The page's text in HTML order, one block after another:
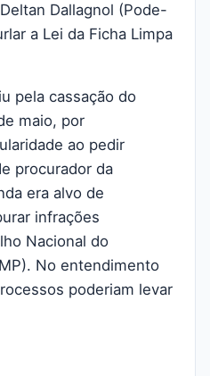
Dallagnol (Pode-
a Lei da Ficha Limpa
pela cassação do
maio, por
ao pedir
procurador da
era alvo de
infrações
Nacional do
No entendimento
poderiam levar